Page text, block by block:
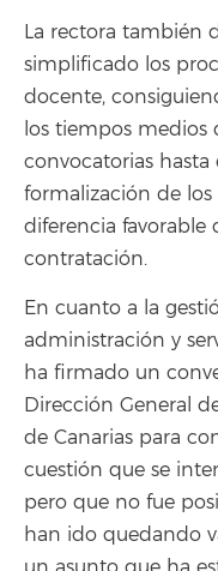
La rectora también
simplificado los
docente,
los tiempos medios
convocatorias
formalización de los
diferencia favorable
contratación.
En cuanto a la
administración y
ha firmado un
Dirección General
de Canarias para
cuestión que se
pero que no fue
han ido quedando